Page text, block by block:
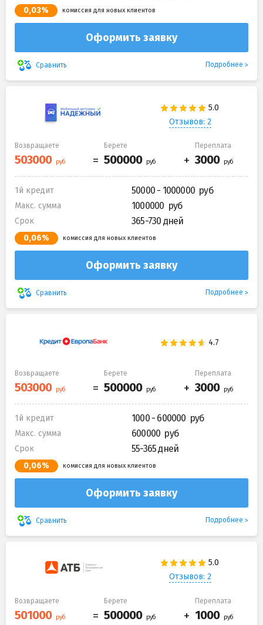
0,03% комиссия для новых клиентов
Оформить заявку
Сравнить Подробнее
Отзывов: 2
Возвращаете Берете Переплата
1й кредит 50000 - 1000000
Макс. сумма 1000000
Срок 365-730 дней
0,06% комиссия для новых клиентов
Оформить заявку
Сравнить Подробнее
Возвращаете Берете Переплата
1й кредит 1000 - 600000
Макс. сумма 600000
Срок 55-365 дней
0,06% комиссия для новых клиентов
Оформить заявку
Сравнить Подробнее
Отзывов: 2
Возвращаете Берете Переплата